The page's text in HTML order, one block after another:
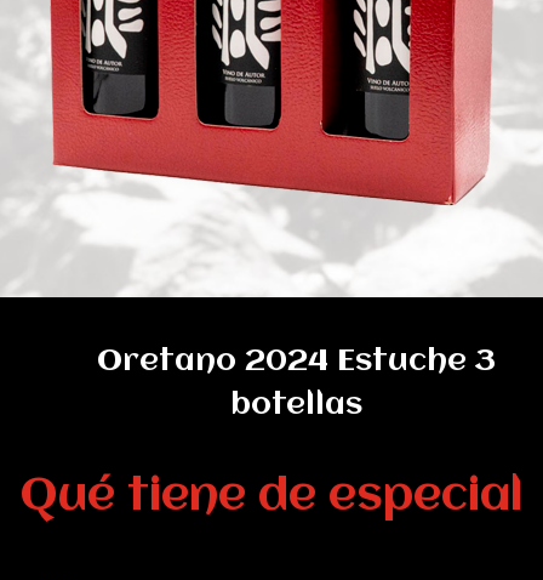
Oretano 2024 Estuche 3
botellas
Qué tiene de especial